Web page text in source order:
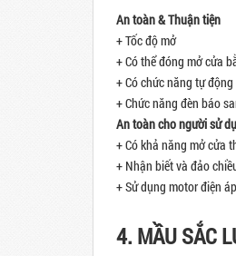
An toàn & Thuận tiện
+ Tốc độ mở
+ Có thể đóng mở cửa
+ Có chức năng tự
+ Chức năng đèn báo
An toàn cho người sử
+ Có khả năng mở cửa
+ Nhận biết và đảo
+ Sử dụng motor điện
4. MẦU SẮC